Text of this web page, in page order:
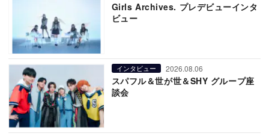
Girls Archives. プレデビューインタ
ビュー
インタビュー 2026.08.06
スパフル＆世が世＆SHY グループ座
談会